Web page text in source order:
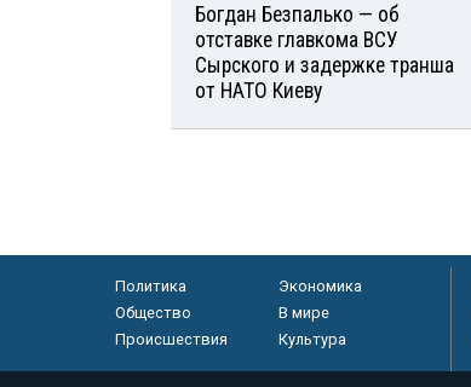
Богдан Безпалько — об
отставке главкома ВСУ
Сырского и задержке транша
от НАТО Киеву
Политика
Экономика
Общество
В мире
Происшествия
Культура